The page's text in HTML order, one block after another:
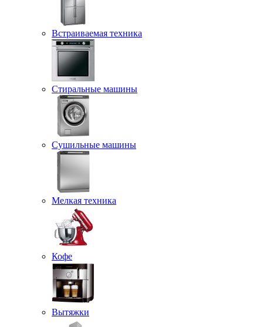
Встраиваемая техника
Стиральные машины
Сушильные машины
Мелкая техника
Кофе
Вытяжки